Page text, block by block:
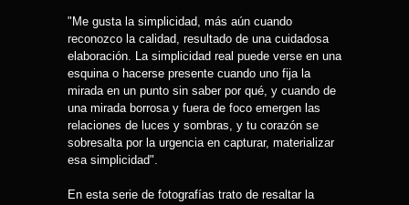
"Me gusta la simplicidad, más aún cuando
reconozco la calidad, resultado de una cuidadosa
elaboración. La simplicidad real puede verse en una
esquina o hacerse presente cuando uno fija la
mirada en un punto sin saber por qué, y cuando de
una mirada borrosa y fuera de foco emergen las
relaciones de luces y sombras, y tu corazón se
sobresalta por la urgencia en capturar, materializar
esa simplicidad".
En esta serie de fotografías trato de resaltar la